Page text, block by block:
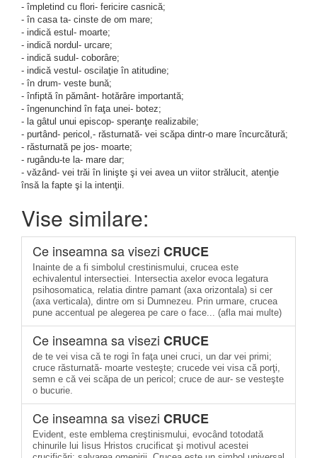
- împletind cu flori- fericire casnică;
- în casa ta- cinste de om mare;
- indică estul- moarte;
- indică nordul- urcare;
- indică sudul- coborâre;
- indică vestul- oscilaţie în atitudine;
- în drum- veste bună;
- înfiptă în pământ- hotărâre importantă;
- îngenunchind în faţa unei- botez;
- la gâtul unui episcop- speranţe realizabile;
- purtând- pericol,- răsturnată- vei scăpa dintr-o mare încurcătură;
- răsturnată pe jos- moarte;
- rugându-te la- mare dar;
- văzând- vei trăi în linişte şi vei avea un viitor strălucit, atenţie
însă la fapte şi la intenţii.
Vise similare:
Ce inseamna sa visezi CRUCE
Inainte de a fi simbolul crestinismului, crucea este
echivalentul intersectiei. Intersectia axelor evoca legatura
psihosomatica, relatia dintre pamant (axa orizontala) si cer
(axa verticala), dintre om si Dumnezeu. Prin urmare, crucea
pune accentual pe alegerea pe care o face... (afla mai multe)
Ce inseamna sa visezi CRUCE
de te vei visa că te rogi în faţa unei cruci, un dar vei primi;
cruce răsturnată- moarte vesteşte; crucede vei visa că porţi,
semn e că vei scăpa de un pericol; cruce de aur- se vesteşte
o bucurie.
Ce inseamna sa visezi CRUCE
Evident, este emblema creştinismului, evocând totodată
chinurile lui Iisus Hristos crucificat şi motivul acestei